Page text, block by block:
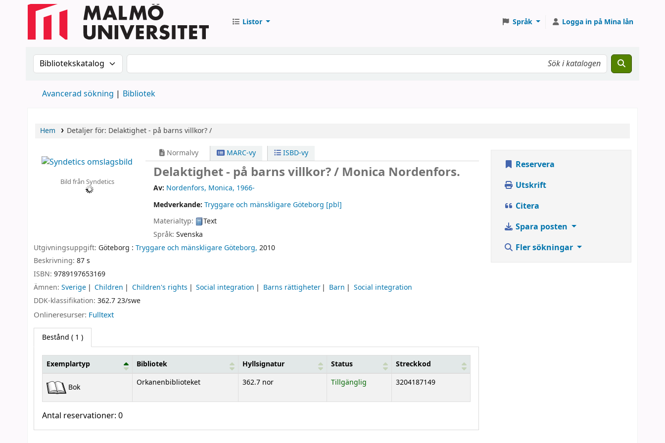
Listor Språk Logga in på Mina lån
Sök i katalogen efter:Sök i katalogen
Avancerad sökning Bibliotek
Hem Detaljer för: Delaktighet - på barns villkor? /
Bild från Syndetics
Normalvy MARC-vy ISBD-vy
Delaktighet - på barns villkor? / Monica Nordenfors.
Av: Nordenfors, Monica, 1966-
Medverkande:Tryggare och mänskligare Göteborg [pbl]
Materialtyp:
Text
Språk:Svenska
Utgivningsuppgift: Göteborg : Tryggare och mänskligare Göteborg, 2010
Beskrivning: 87 s
ISBN: 9789197653169
Ämnen: Sverige Children Children's rights Social integration Barns rättigheter Barn
Social integration
DDK-klassifikation: 362.7 23/swe
Onlineresurser: Fulltext
Bestånd ( 1 )
Bestånd
Exemplartyp Bibliotek Hyllsignatur Status Streckkod
Bok Orkanenbiblioteket 362.7 nor Tillgänglig 3204187149
Antal reservationer: 0
Reservera
Utskrift
Citera
Spara posten
Fler sökningar